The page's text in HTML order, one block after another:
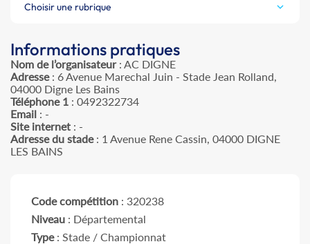
Choisir une rubrique
Informations pratiques
Nom de l’organisateur: AC DIGNE
Adresse: 6 Avenue Marechal Juin - Stade Jean Rolland,
04000 Digne Les Bains
Téléphone 1 : 0492322734
Email : -
Site internet : -
Adresse du stade: 1 Avenue Rene Cassin, 04000 DIGNE
LES BAINS
Code compétition : 320238
Niveau : Départemental
Type: Stade / Championnat